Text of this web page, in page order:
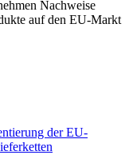
Nachweise
auf den EU-Markt
der EU-